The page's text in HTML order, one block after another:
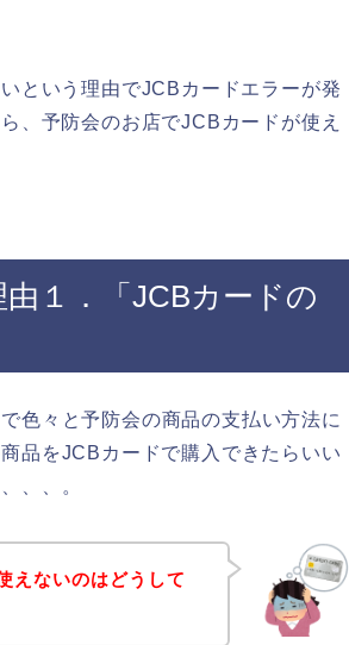
という理由でJCBカードエラーが発
、予防会のお店でJCBカードが使え
１．「JCBカードの
色々と予防会の商品の支払い方法に
品をJCBカードで購入できたらいい
、、。
えないのはどうして